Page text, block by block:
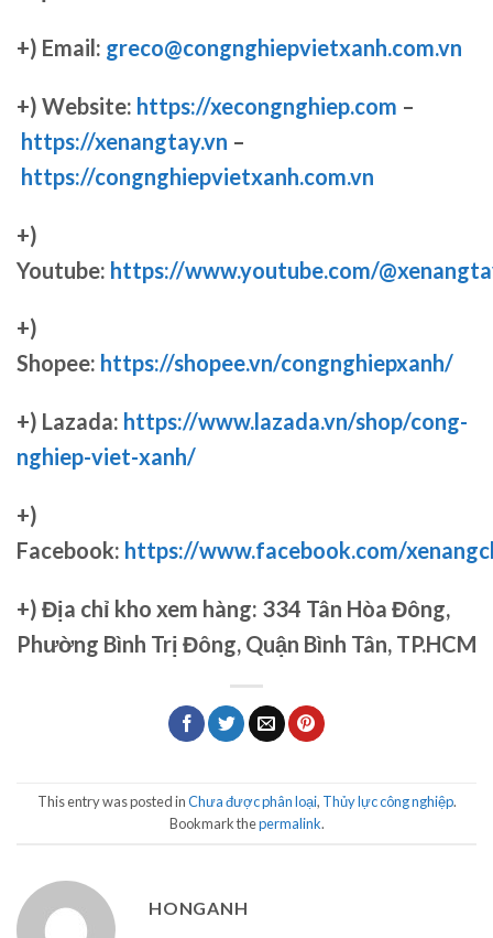
+) Email: greco@congnghiepvietxanh.com.vn
+) Website: https://xecongnghiep.com –
https://xenangtay.vn –
https://congnghiepvietxanh.com.vn
+)
Youtube: https://www.youtube.com/
+)
Shopee: https://shopee.vn/congnghiepxanh/
+) Lazada: https://www.lazada.vn/shop/cong-
nghiep-viet-xanh/
+)
Facebook: https://www.facebook.com/
+) Địa chỉ kho xem hàng: 334 Tân Hòa Đông,
Phường Bình Trị Đông, Quận Bình Tân, TP.HCM
This entry was posted inChưa được phân loại, Thủy lực công nghiệp.
Bookmark thepermalink.
HONGANH